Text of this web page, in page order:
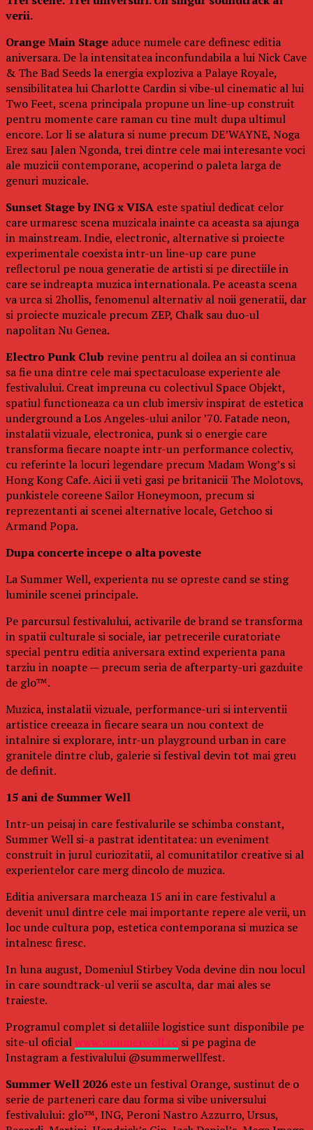
verii.
Orange Main Stage aduce numele care definesc editia
aniversara. De la intensitatea inconfundabila a lui Nick Cave
& The Bad Seeds la energia exploziva a Palaye Royale,
sensibilitatea lui Charlotte Cardin si vibe-ul cinematic al lui
Two Feet, scena principala propune un line-up construit
pentru momente care raman cu tine mult dupa ultimul
encore. Lor li se alatura si nume precum DE’WAYNE, Noga
Erez sau Jalen Ngonda, trei dintre cele mai interesante voci
ale muzicii contemporane, acoperind o paleta larga de
genuri muzicale.
Sunset Stage by ING x VISA este spatiul dedicat celor
care urmaresc scena muzicala inainte ca aceasta sa ajunga
in mainstream. Indie, electronic, alternative si proiecte
experimentale coexista intr-un line-up care pune
reflectorul pe noua generatie de artisti si pe directiile in
care se indreapta muzica internationala. Pe aceasta scena
va urca si 2hollis, fenomenul alternativ al noii generatii, dar
si proiecte muzicale precum ZEP, Chalk sau duo-ul
napolitan Nu Genea.
Electro Punk Club revine pentru al doilea an si continua
sa fie una dintre cele mai spectaculoase experiente ale
festivalului. Creat impreuna cu colectivul Space Objekt,
spatiul functioneaza ca un club imersiv inspirat de estetica
underground a Los Angeles-ului anilor ’70. Fatade neon,
instalatii vizuale, electronica, punk si o energie care
transforma fiecare noapte intr-un performance colectiv,
cu referinte la locuri legendare precum Madam Wong’s si
Hong Kong Cafe. Aici ii veti gasi pe britanicii The Molotovs,
punkistele coreene Sailor Honeymoon, precum si
reprezentanti ai scenei alternative locale, Getchoo si
Armand Popa.
Dupa concerte incepe o alta poveste
La Summer Well, experienta nu se opreste cand se sting
luminile scenei principale.
Pe parcursul festivalului, activarile de brand se transforma
in spatii culturale si sociale, iar petrecerile curatoriate
special pentru editia aniversara extind experienta pana
tarziu in noapte — precum seria de afterparty-uri gazduite
de glo™.
Muzica, instalatii vizuale, performance-uri si interventii
artistice creeaza in fiecare seara un nou context de
intalnire si explorare, intr-un playground urban in care
granitele dintre club, galerie si festival devin tot mai greu
de definit.
15 ani de Summer Well
Intr-un peisaj in care festivalurile se schimba constant,
Summer Well si-a pastrat identitatea: un eveniment
construit in jurul curiozitatii, al comunitatilor creative si al
experientelor care merg dincolo de muzica.
Editia aniversara marcheaza 15 ani in care festivalul a
devenit unul dintre cele mai importante repere ale verii, un
loc unde cultura pop, estetica contemporana si muzica se
intalnesc firesc.
In luna august, Domeniul Stirbey Voda devine din nou locul
in care soundtrack-ul verii se asculta, dar mai ales se
traieste.
Programul complet si detaliile logistice sunt disponibile pe
site-ul oficialwww.summerwell.ro si pe pagina de
Instagram a festivalului @summerwellfest.
Summer Well 2026 este un festival Orange, sustinut de o
serie de parteneri care dau forma si vibe universului
festivalului: glo™, ING, Peroni Nastro Azzurro, Ursus,